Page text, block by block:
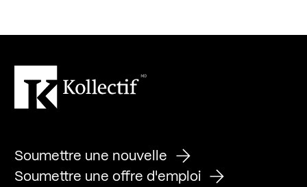
Soumettre une nouvelle
Soumettre une offre d'emploi